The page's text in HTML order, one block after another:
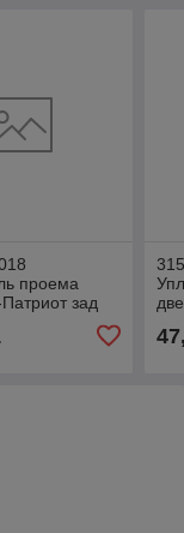
проема
зад